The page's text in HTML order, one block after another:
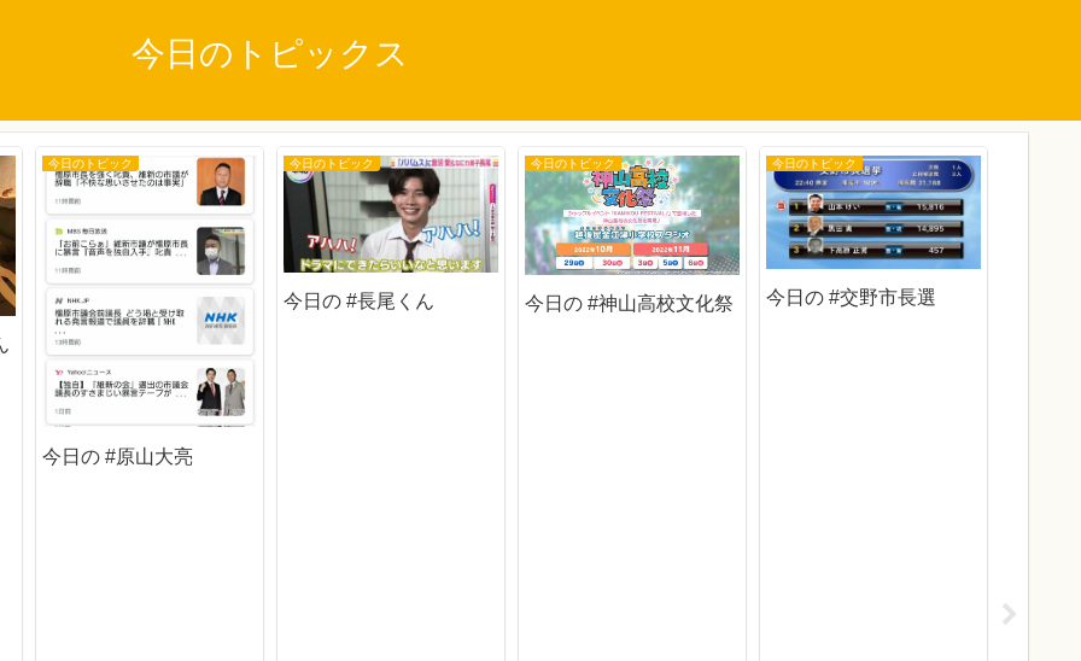
今日のトピックス
今日のトピック
今日の #原山大亮
今日のトピック
今日の #長尾くん
今日のトピック
今日の #神山高校文化祭
今日のトピック
今日の #交野市長選